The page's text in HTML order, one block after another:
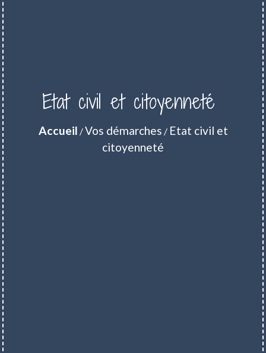
Etat civil et citoyenneté
Accueil /Vos démarches / Etat civil et
citoyenneté